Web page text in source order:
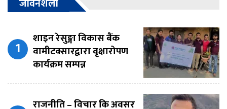
शाइन रेसुङ्गा विकास बैंक
वामीटक्सारद्वारा वृक्षारोपण
कार्यक्रम सम्पन्न
राजनीति – विचार कि अवसर